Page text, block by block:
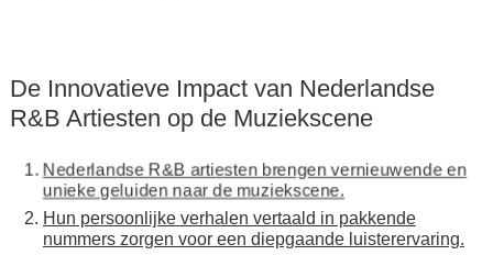
De Innovatieve Impact van Nederlandse
R&B Artiesten op de Muziekscene
Nederlandse R&B artiesten brengen vernieuwende en
unieke geluiden naar de muziekscene.
Hun persoonlijke verhalen vertaald in pakkende
nummers zorgen voor een diepgaande luisterervaring.